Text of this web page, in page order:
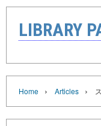
LIBRARY
Home › Articles ›